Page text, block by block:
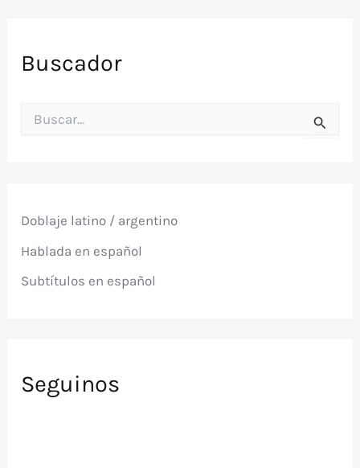
Buscador
o
:
Doblaje latino / argentino
Hablada en español
Subtítulos en español
Seguinos